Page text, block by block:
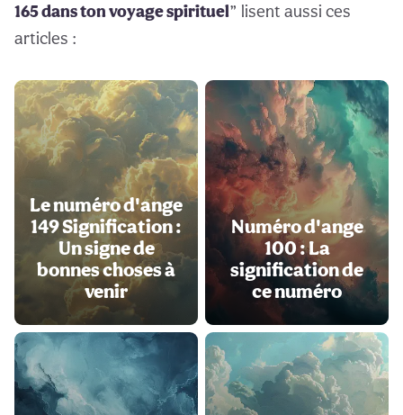
165 dans ton voyage spirituel” lisent aussi ces
articles :
Le numéro d'ange
149 Signification :
Un signe de
bonnes choses à
venir
Numéro d'ange
100 : La
signification de
ce numéro